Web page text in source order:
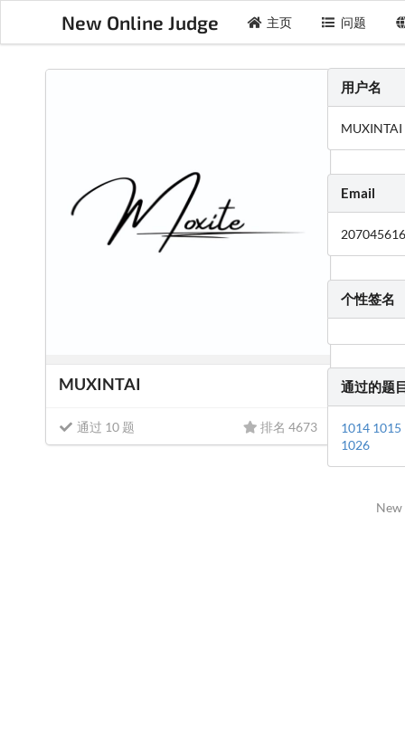
New Online Judge 主页 问题
MUXINTAI
通过 10 题 排名 4673
用户名
MUXINTAI
Email
个性签名
通过的题
1014 1015
1026